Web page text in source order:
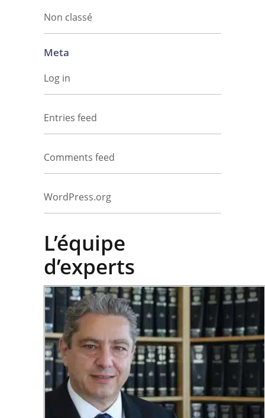
Non classé
Meta
Log in
Entries feed
Comments feed
WordPress.org
L’équipe
d’experts